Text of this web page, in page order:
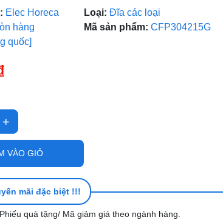
Elec Horeca Loại: Đĩa các loại
hàng Mã sản phẩm: CFP304215G
quốc]
+
VÀO GIỎ
mãi đặc biệt !!!
quà tặng/ Mã giảm giá theo ngành hàng.
Mã giảm giá:
Điều kiện: